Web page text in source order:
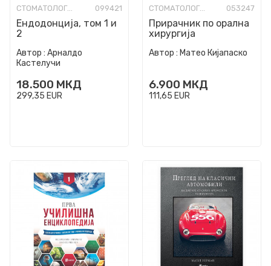
СТОМАТОЛОГИЈА 099421
Ендодонција, том 1 и
2
Автор : Арналдо
Кастелучи
18.500 МКД
299,35 EUR
СТОМАТОЛОГИЈА 053247
Прирачник по орална
хирургија
Автор : Матео Кијапаско
6.900 МКД
111,65 EUR